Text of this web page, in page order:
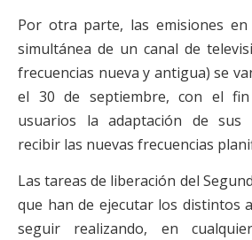
Por otra parte, las emisiones en
simultánea de un canal de
frecuencias nueva y antigua) se
el 30 de septiembre, con el
usuarios la adaptación de sus
recibir las nuevas frecuencias
Las tareas de liberación del
que han de ejecutar los distintos
seguir realizando, en